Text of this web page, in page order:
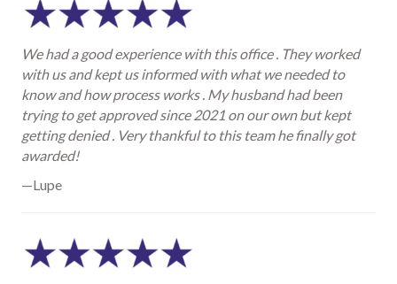
We had a good experience with this office . They worked
with us and kept us informed with what we needed to
know and how process works . My husband had been
trying to get approved since 2021 on our own but kept
getting denied . Very thankful to this team he finally got
awarded!
—Lupe